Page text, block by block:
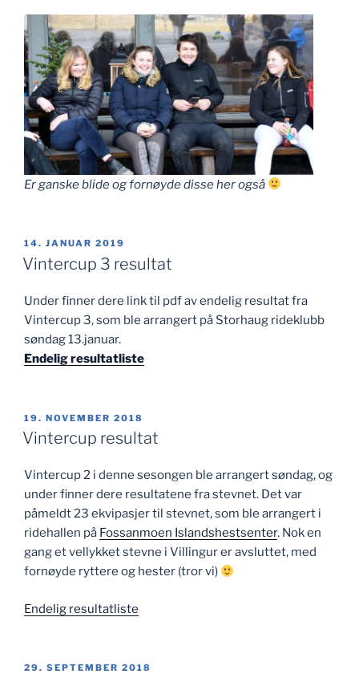
Er ganske blide og fornøyde disse her også
PUBLISERT
14. JANUAR 2019
Vintercup 3 resultat
Under finner dere link til pdf av endelig resultat fra
Vintercup 3, som ble arrangert på Storhaug rideklubb
søndag 13.januar.
Endelig resultatliste
PUBLISERT
19. NOVEMBER 2018
Vintercup resultat
Vintercup 2 i denne sesongen ble arrangert søndag, og
under finner dere resultatene fra stevnet. Det var
påmeldt 23 ekvipasjer til stevnet, som ble arrangert i
ridehallen på Fossanmoen Islandshestsenter. Nok en
gang et vellykket stevne i Villingur er avsluttet, med
fornøyde ryttere og hester (tror vi)
Endelig resultatliste
PUBLISERT
29. SEPTEMBER 2018